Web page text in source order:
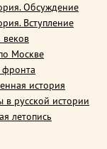
Обсуждение
Вступление
веков
Москве
фронта
история
русской истории
летопись